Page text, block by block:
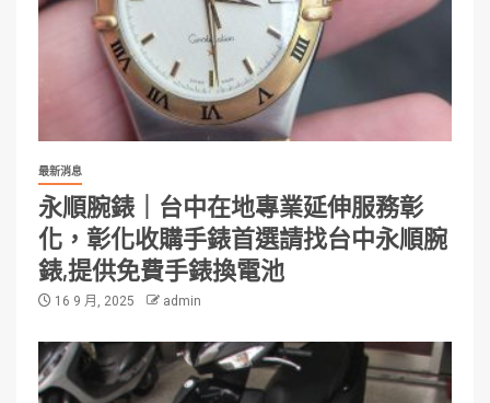
最新消息
永順腕錶｜台中在地專業延伸服務彰
化，彰化收購手錶首選請找台中永順腕
錶,提供免費手錶換電池
16 9 月, 2025 admin